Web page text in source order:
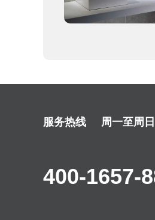
服务热线 周一至周
400-1657-